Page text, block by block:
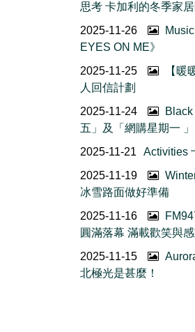
思考 卡加利的冬季家
2025-11-26
EYES ON ME》
2025-11-25
【暖
人回信計劃
2025-11-24
五」及「網購星期一 」
2025-11-21
Activities
2025-11-19
冰雪路面做好準備
2025-11-16
圓滿落幕 滿載歡笑與
2025-11-15
北極光是甚麼！